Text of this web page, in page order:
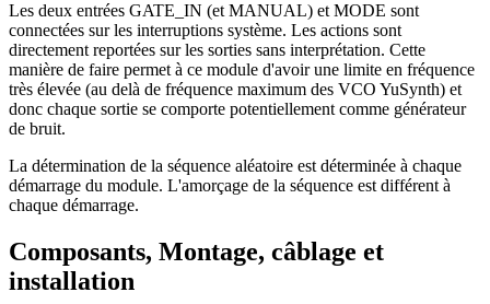
Les deux entrées GATE_IN (et MANUAL) et MODE sont
connectées sur les interruptions système. Les actions sont
directement reportées sur les sorties sans interprétation. Cette
manière de faire permet à ce module d'avoir une limite en fréquence
très élevée (au delà de fréquence maximum des VCO YuSynth) et
donc chaque sortie se comporte potentiellement comme générateur
de bruit.
La détermination de la séquence aléatoire est déterminée à chaque
démarrage du module. L'amorçage de la séquence est différent à
chaque démarrage.
Composants, Montage, câblage et
installation